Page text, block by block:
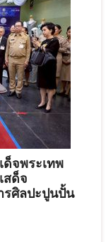
ด็จพระเทพ
สด็จ
รศิลปะปูนปั้น